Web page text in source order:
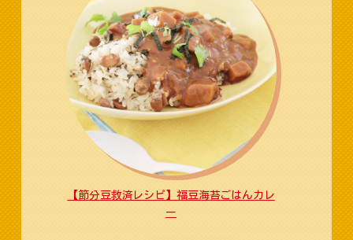
【節分豆救済レシピ】福豆海苔ごはんカレ
ー